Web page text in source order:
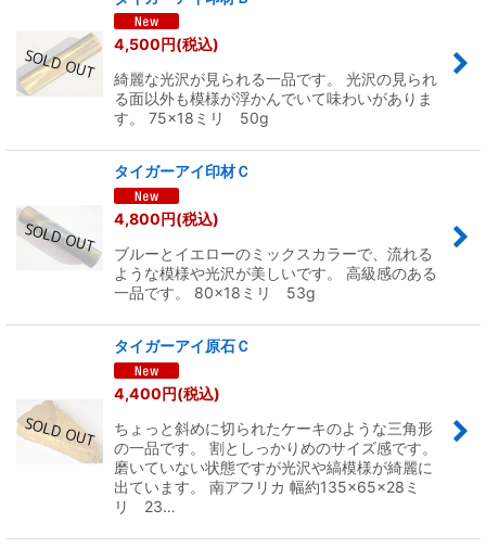
4,500円(税込)
綺麗な光沢が見られる一品です。 光沢の見られ
る面以外も模様が浮かんでいて味わいがありま
す。 75×18ミリ 50g
タイガーアイ印材Ｃ
4,800円(税込)
ブルーとイエローのミックスカラーで、流れる
ような模様や光沢が美しいです。 高級感のある
一品です。 80×18ミリ 53g
タイガーアイ原石Ｃ
4,400円(税込)
ちょっと斜めに切られたケーキのような三角形
の一品です。 割としっかりめのサイズ感です。
磨いていない状態ですが光沢や縞模様が綺麗に
出ています。 南アフリカ 幅約135×65×28ミ
リ 23…